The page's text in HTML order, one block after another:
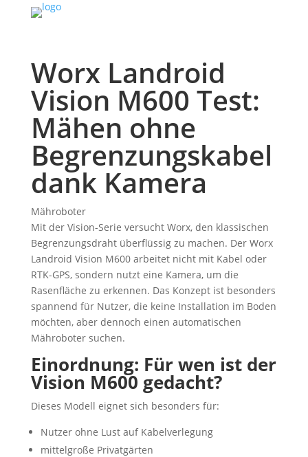
Worx Landroid
Vision M600 Test:
Mähen ohne
Begrenzungskabel
dank Kamera
Mähroboter
Mit der Vision-Serie versucht Worx, den klassischen
Begrenzungsdraht überflüssig zu machen. Der Worx
Landroid Vision M600 arbeitet nicht mit Kabel oder
RTK-GPS, sondern nutzt eine Kamera, um die
Rasenfläche zu erkennen. Das Konzept ist besonders
spannend für Nutzer, die keine Installation im Boden
möchten, aber dennoch einen automatischen
Mähroboter suchen.
Einordnung: Für wen ist der
Vision M600 gedacht?
Dieses Modell eignet sich besonders für:
Nutzer ohne Lust auf Kabelverlegung
mittelgroße Privatgärten